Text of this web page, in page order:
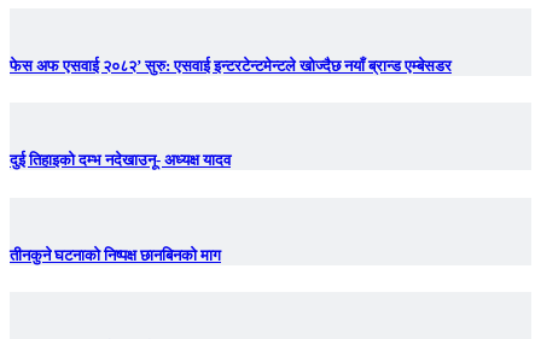
फेस अफ एसवाई २०८२’ सुरु: एसवाई इन्टरटेन्टमेन्टले खोज्दैछ नयाँ ब्रान्ड एम्बेसडर
दुई तिहाइको दम्भ नदेखाउनू- अध्यक्ष यादव
तीनकुने घटनाकाे निष्पक्ष छानबिनकाे माग